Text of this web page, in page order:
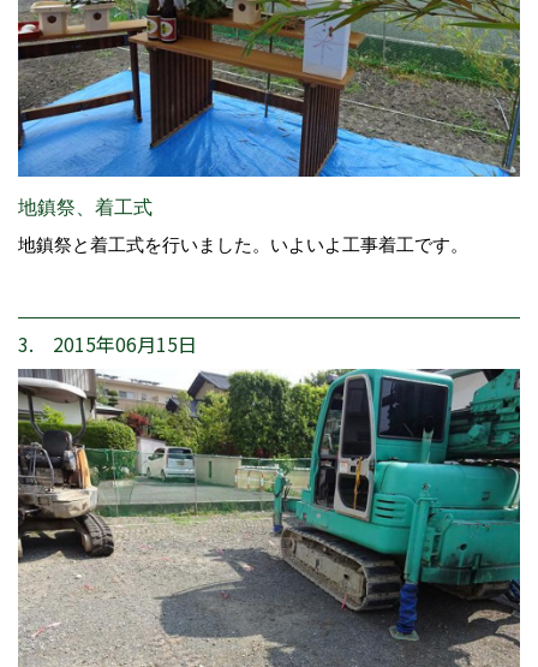
地鎮祭、着工式
地鎮祭と着工式を行いました。いよいよ工事着工です。
3. 2015年06月15日